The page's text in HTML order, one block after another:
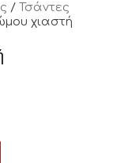
/ Τσάντες
χιαστή